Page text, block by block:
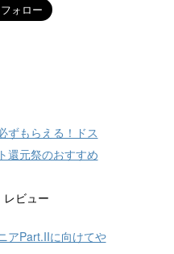
ずもらえる！ドス
還元祭のおすすめ
レビュー
アPart.IIに向けてや